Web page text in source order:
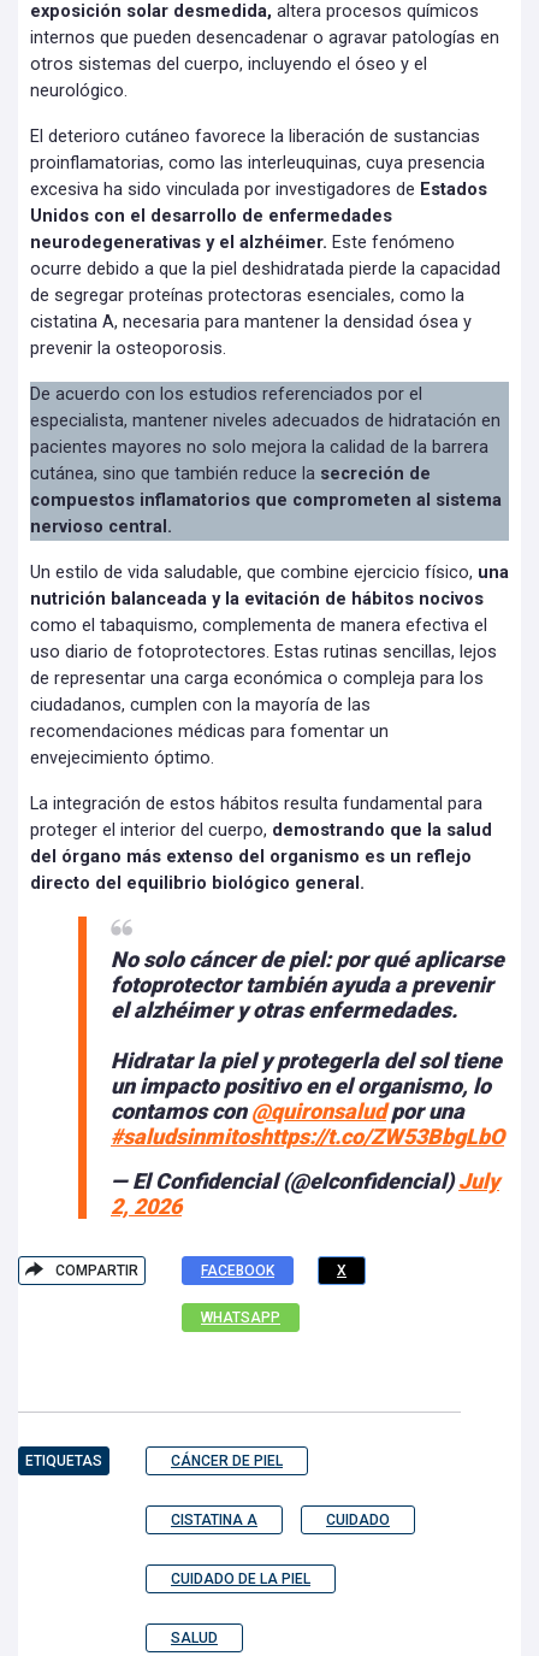
exposición solar desmedida, altera procesos químicos
internos que pueden desencadenar o agravar patologías en
otros sistemas del cuerpo, incluyendo el óseo y el
neurológico.
El deterioro cutáneo favorece la liberación de sustancias
proinflamatorias, como las interleuquinas, cuya presencia
excesiva ha sido vinculada por investigadores de Estados
Unidos con el desarrollo de enfermedades
neurodegenerativas y el alzhéimer. Este fenómeno
ocurre debido a que la piel deshidratada pierde la capacidad
de segregar proteínas protectoras esenciales, como la
cistatina A, necesaria para mantener la densidad ósea y
prevenir la osteoporosis.
De acuerdo con los estudios referenciados por el
especialista, mantener niveles adecuados de hidratación en
pacientes mayores no solo mejora la calidad de la barrera
cutánea, sino que también reduce la secreción de
compuestos inflamatorios que comprometen al sistema
nervioso central.
Un estilo de vida saludable, que combine ejercicio físico, una
nutrición balanceada y la evitación de hábitos nocivos
como el tabaquismo, complementa de manera efectiva el
uso diario de fotoprotectores. Estas rutinas sencillas, lejos
de representar una carga económica o compleja para los
ciudadanos, cumplen con la mayoría de las
recomendaciones médicas para fomentar un
envejecimiento óptimo.
La integración de estos hábitos resulta fundamental para
proteger el interior del cuerpo, demostrando que la salud
del órgano más extenso del organismo es un reflejo
directo del equilibrio biológico general.
No solo cáncer de piel: por qué aplicarse
fotoprotector también ayuda a prevenir
el alzhéimer y otras enfermedades.
Hidratar la piel y protegerla del sol tiene
un impacto positivo en el organismo, lo
contamos con@quironsaludpor una
#saludsinmitoshttps://t.co/ZW53BbgLbO
— El Confidencial (@elconfidencial)July
2, 2026
COMPARTIR FACEBOOK X
WHATSAPP
ETIQUETAS CÁNCER DE PIEL
CISTATINA A CUIDADO
CUIDADO DE LA PIEL
SALUD